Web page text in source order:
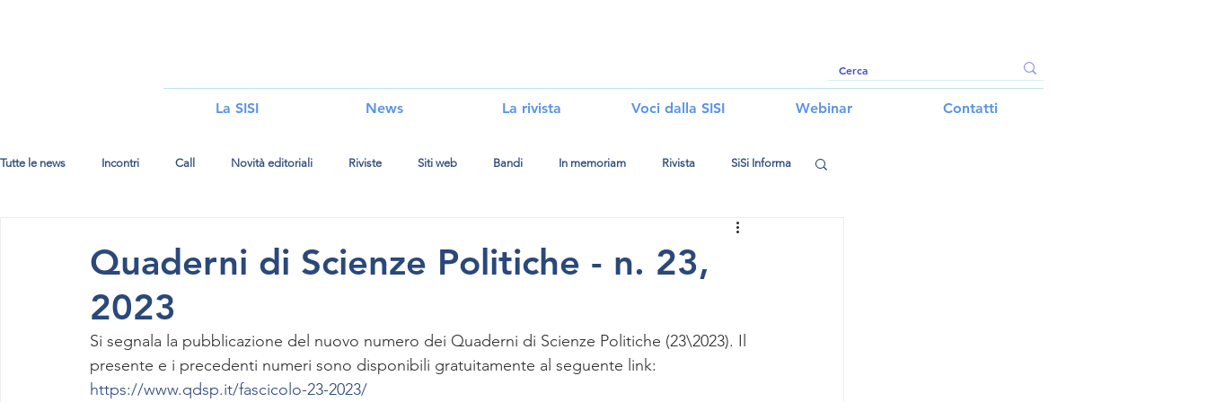
i i
La SISI News La rivista Voci dalla SISI Webinar Contatti
Tutte le news Incontri Call Novità editoriali Riviste Siti web Bandi In memoriam Rivista SiSi Informa
Quaderni di Scienze Politiche - n. 23,
2023
Si segnala la pubblicazione del nuovo numero dei Quaderni di Scienze Politiche (23\2023). Il
presente e i precedenti numeri sono disponibili gratuitamente al seguente link:
https://www.qdsp.it/fascicolo-23-2023/